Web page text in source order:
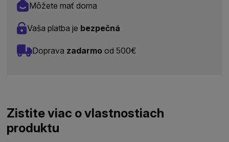
Môžete mať doma
Vaša platba je bezpečná
Doprava zadarmo od 500€
Zistite viac o vlastnostiach
produktu